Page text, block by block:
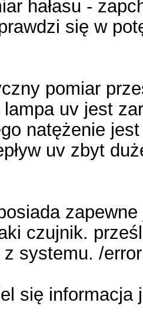
hałasu -
się w
pomiar
uv jest
natężenie
uv zbyt
czujnik.
systemu. /
się informacja